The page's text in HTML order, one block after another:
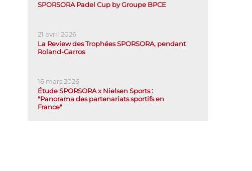
SPORSORA Padel Cup by Groupe BPCE
21 avril 2026
La Review des Trophées SPORSORA, pendant
Roland-Garros
16 mars 2026
Étude SPORSORA x Nielsen Sports :
"Panorama des partenariats sportifs en
France"